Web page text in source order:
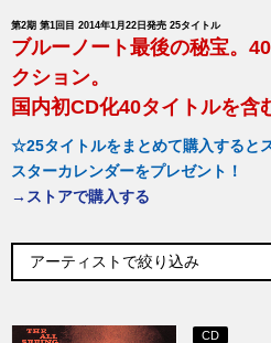
第2期 第1回目 2014年1月22日発売 25タイトル
ブルーノート最後の秘宝。
クション。
国内初CD化40タイトルを含
☆25タイトルをまとめて購入すると
スターカレンダーをプレゼント！
→ストアで購入する
CD